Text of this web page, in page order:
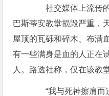
社交媒体上流传的
巴斯蒂安教堂损毁严重，
屋顶的瓦砾和碎木、布满
有一些满身是血的人正在
人。路透社称，仅在该教
“我与死神擦肩而